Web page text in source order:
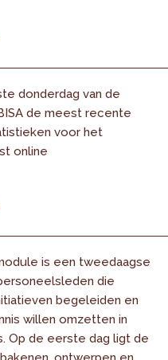
donderdag van de
de meest recente
voor het
online
is een tweedaagse
die
begeleiden en
willen omzetten in
Op de eerste dag ligt de